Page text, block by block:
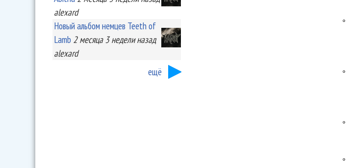
alexard
Новый альбом немцев Teeth of
Lamb 2 месяца 3 неделиназад
alexard
ещё